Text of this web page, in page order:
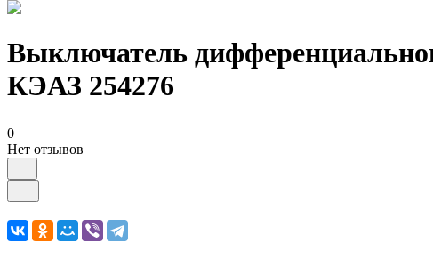
Выключатель
КЭАЗ 254276
0
Нет отзывов